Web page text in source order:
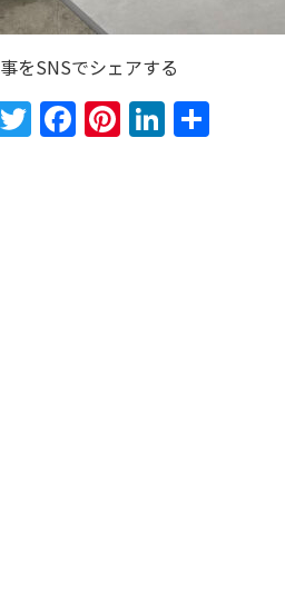
をSNSでシェアする
Twitter
Facebook
Pinterest
LinkedIn